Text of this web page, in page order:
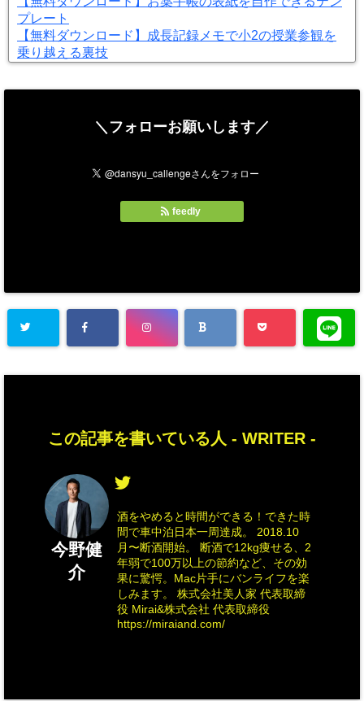
プレート
【無料ダウンロード】成長記録メモで小2の授業参観を
乗り越える裏技
＼フォローお願いします／
feedly
この記事を書いている人 - WRITER -
今野健
介
酒をやめると時間ができる！できた時
間で車中泊日本一周達成。 2018.10
月〜断酒開始。 断酒で12kg痩せる、2
年弱で100万以上の節約など、その効
果に驚愕。Mac片手にバンライフを楽
しみます。 株式会社美人家 代表取締
役 Mirai&株式会社 代表取締役
https://miraiand.com/